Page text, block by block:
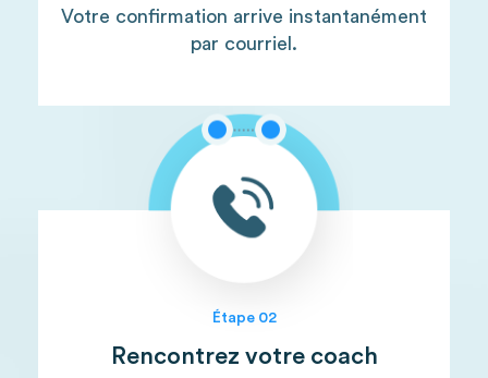
Votre confirmation arrive instantanément
par courriel.
Étape 02
Rencontrez votre coach